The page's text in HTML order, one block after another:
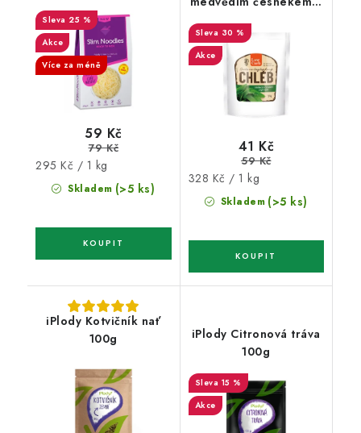
25 %
Akce
Více za méně
Skladem (>5 ks)
59 Kč
79 Kč
Měrná
cena:
295 Kč / 1 kg
bylinkami Low carb
125g
30 %
Akce
Skladem (>5 ks)
41 Kč
59 Kč
Měrná
cena:
328 Kč / 1 kg
iPlody Kotvičník nať
100g
iPlody Citronová tráva
100g
15 %
Akce